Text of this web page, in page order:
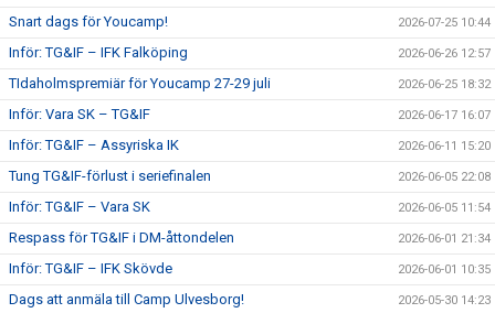
Snart dags för Youcamp! 2026-07-25 10:44
Inför: TG&IF – IFK Falköping 2026-06-26 12:57
TIdaholmspremiär för Youcamp 27-29 juli 2026-06-25 18:32
Inför: Vara SK – TG&IF 2026-06-17 16:07
Inför: TG&IF – Assyriska IK 2026-06-11 15:20
Tung TG&IF-förlust i seriefinalen 2026-06-05 22:08
Inför: TG&IF – Vara SK 2026-06-05 11:54
Respass för TG&IF i DM-åttondelen 2026-06-01 21:34
Inför: TG&IF – IFK Skövde 2026-06-01 10:35
Dags att anmäla till Camp Ulvesborg! 2026-05-30 14:23